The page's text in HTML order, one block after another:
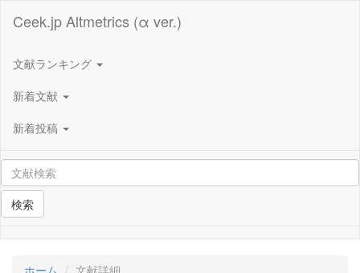
Ceek.jp Altmetrics (α ver.)
文献ランキング
新着文献
新着投稿
検索
ホーム 文献詳細